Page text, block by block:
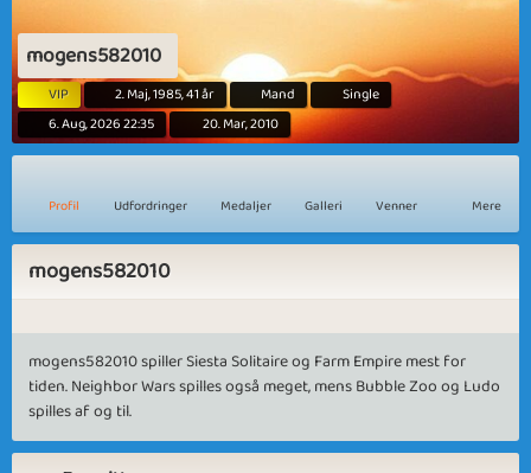
mogens582010
VIP 2. Maj, 1985, 41 år Mand
Single
6. Aug, 2026 22:35
20. Mar, 2010
Profil Udfordringer Medaljer Galleri Venner Mere
mogens582010
mogens582010 spiller Siesta Solitaire og Farm Empire mest for
tiden. Neighbor Wars spilles også meget, mens Bubble Zoo og Ludo
spilles af og til.